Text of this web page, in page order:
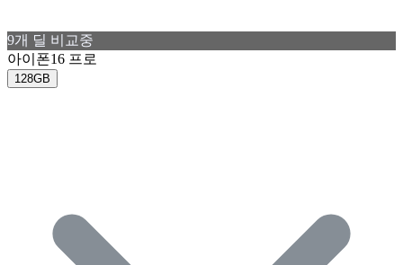
9개 딜 비교중
아이폰16 프로
128GB